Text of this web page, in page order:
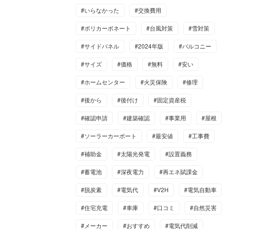
#いらなかった #交換費用
#ポリカーボネート #台風対策 #雪対策
#サイドパネル #2024年版 #バルコニー
#サイズ #価格 #無料 #安い
#ホームセンター #火災保険 #修理
#後から #後付け #固定資産税
#確認申請 #建築確認 #事業用 #屋根
#ソーラーカーポート #最安値 #工事費
#補助金 #太陽光発電 #設置義務
#蓄電池 #深夜電力 #再エネ賦課金
#脱炭素 #電気代 #V2H #電気自動車
#住宅充電 #車庫 #口コミ #自然災害
#メーカー #おすすめ #電気代削減